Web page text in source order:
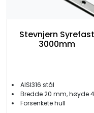
Stevnjern Syrefast
3000mm
AISI316 stål
Bredde 20 mm, høyde 4 mm
Forsenkete hull